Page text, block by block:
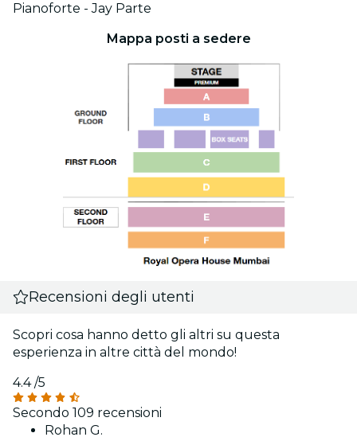
Pianoforte - Jay Parte
Mappa posti a sedere
Recensioni degli utenti
Scopri cosa hanno detto gli altri su questa
esperienza in altre città del mondo!
4.4/5
Secondo 109 recensioni
Rohan G.